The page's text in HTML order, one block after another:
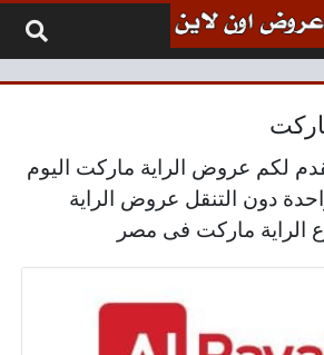
لكم عروض الراية ماركت اليوم
واحدة دون التنقل عروض الراية
الراية ماركت فى مصر